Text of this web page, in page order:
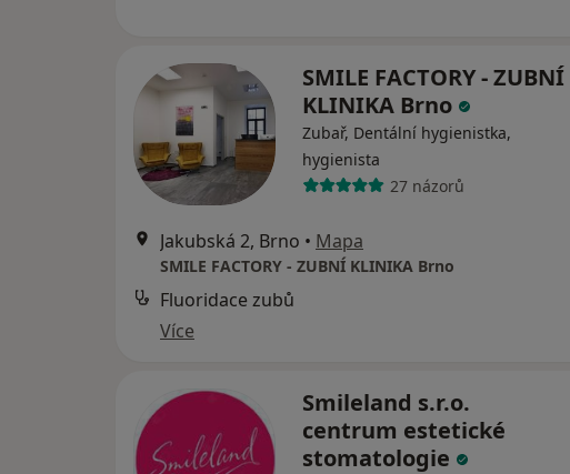
SMILE FACTORY - ZUBNÍ
KLINIKA Brno
Zubař, Dentální hygienistka,
hygienista
27 názorů
Jakubská 2, Brno • Mapa
SMILE FACTORY - ZUBNÍ KLINIKA Brno
Fluoridace zubů
Více
Smileland s.r.o.
centrum estetické
stomatologie